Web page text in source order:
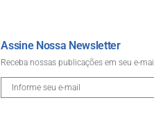
Assine Nossa Newsletter
Receba nossas publicações em seu e-mail